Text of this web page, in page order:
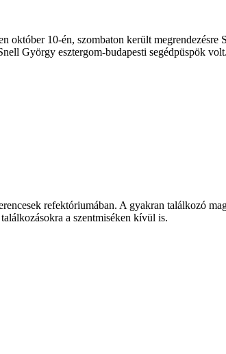
10-én, szombaton került
György esztergom-budapesti segédpüspök volt.
refektóriumában. A gyakran találkozó
a szentmiséken kívül is.